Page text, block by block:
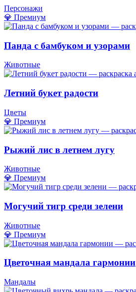
Персонажи
💎 Премиум
Панда с бамбуком и узорами
Животные
Летний букет радости
Цветы
💎 Премиум
Рыжий лис в летнем лугу
Животные
💎 Премиум
Могучий тигр среди зелени
Животные
💎 Премиум
Цветочная мандала гармонии
Мандалы